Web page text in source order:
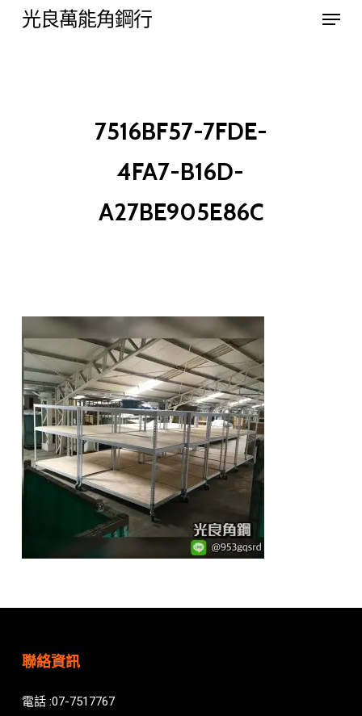
光良萬能角鋼行 Menu
7516BF57-7FDE-
4FA7-B16D-
A27BE905E86C
聯絡資訊
電話 :07-7517767